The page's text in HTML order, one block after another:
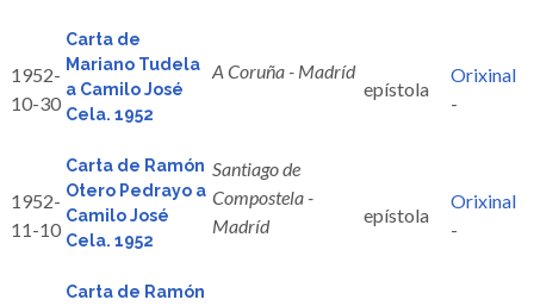
1952-
10-30
Carta de
Mariano Tudela
a Camilo José
Cela. 1952
A Coruña - Madríd
epístola
Orixinal
-
1952-
11-10
Carta de Ramón
Otero Pedrayo a
Camilo José
Cela. 1952
Santiago de
Compostela -
Madríd
epístola
Orixinal
-
Carta de Ramón